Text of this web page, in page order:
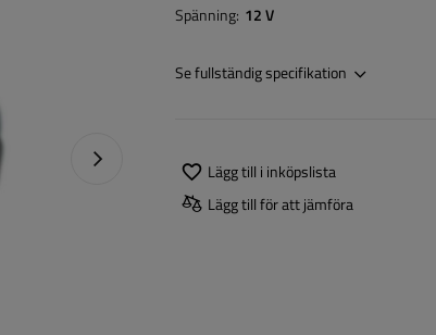
Nästa foto
Spänning 12 V
Se fullständig specifikation
Lägg till i inköpslista
Lägg till för att jämföra